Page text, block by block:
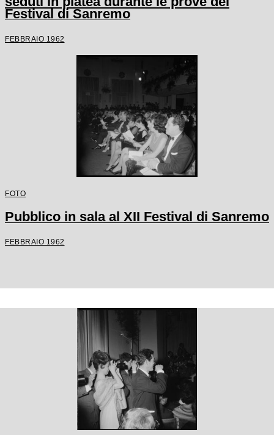
Festival di Sanremo
FEBBRAIO 1962
FOTO
Pubblico in sala al XII Festival di Sanremo
FEBBRAIO 1962